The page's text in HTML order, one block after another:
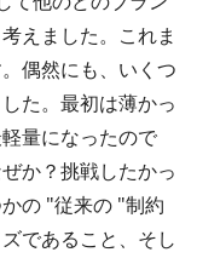
えました。これま
偶然にも、いくつ
た。最初は薄かっ
量になったので
か？挑戦したかっ
の "従来の "制約
であること、そし